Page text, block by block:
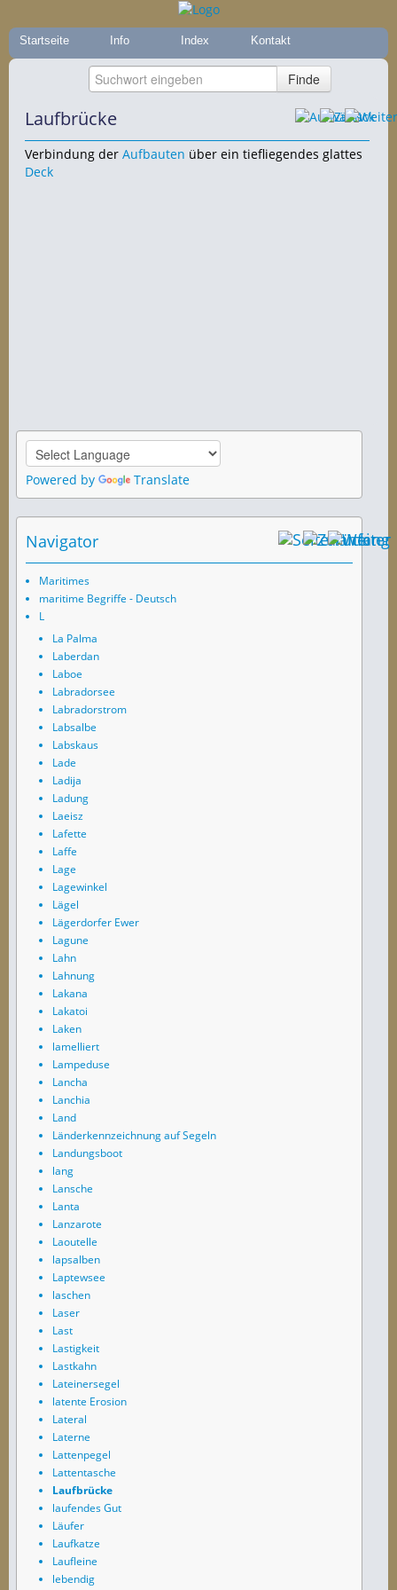
Startseite Info Index Kontakt
Laufbrücke
Verbindung der Aufbauten über ein tiefliegendes glattes
Deck
Powered by Translate
Navigator
Maritimes
maritime Begriffe - Deutsch
L
La Palma
Laberdan
Laboe
Labradorsee
Labradorstrom
Labsalbe
Labskaus
Lade
Ladija
Ladung
Laeisz
Lafette
Laffe
Lage
Lagewinkel
Lägel
Lägerdorfer Ewer
Lagune
Lahn
Lahnung
Lakana
Lakatoi
Laken
lamelliert
Lampeduse
Lancha
Lanchia
Land
Länderkennzeichnung auf Segeln
Landungsboot
lang
Lansche
Lanta
Lanzarote
Laoutelle
lapsalben
Laptewsee
laschen
Laser
Last
Lastigkeit
Lastkahn
Lateinersegel
latente Erosion
Lateral
Laterne
Lattenpegel
Lattentasche
Laufbrücke
laufendes Gut
Läufer
Laufkatze
Laufleine
lebendig